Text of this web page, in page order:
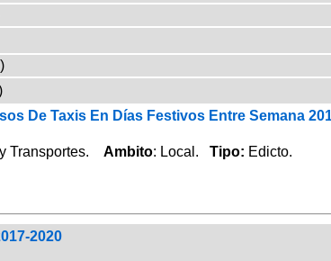
De Taxis En Días Festivos Entre Semana
Transportes. Ambito: Local. Tipo: Edicto.
2020